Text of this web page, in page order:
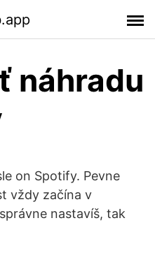
náhradu
on Spotify. Pevne
vždy začína v
nastavíš, tak